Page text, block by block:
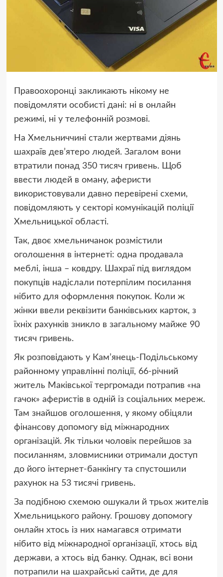
Правоохоронці закликають нікому не
повідомляти особисті дані: ні в онлайн
режимі, ні у телефонній розмові.
На Хмельниччині стали жертвами діянь
шахраїв дев’ятеро людей. Загалом вони
втратили понад 350 тисяч гривень. Щоб
ввести людей в оману, аферисти
використовували давно перевірені схеми,
повідомляють у секторі комунікацій поліції
Хмельницької області.
Так, двоє хмельничанок розмістили
оголошення в інтернеті: одна продавала
меблі, інша – ковдру. Шахраї під виглядом
покупців надіслали потерпілим посилання
нібито для оформлення покупок. Коли ж
жінки ввели реквізити банківських карток, з
їхніх рахунків зникло в загальному майже 90
тисяч гривень.
Як розповідають у Кам’янець-Подільському
районному управлінні поліції, 66-річний
житель Маківської тергромади потрапив «на
гачок» аферистів в одній із соціальних мереж.
Там знайшов оголошення, у якому обіцяли
фінансову допомогу від міжнародних
організацій. Як тільки чоловік перейшов за
посиланням, зловмисники отримали доступ
до його інтернет-банкінгу та спустошили
рахунок на 53 тисячі гривень.
За подібною схемою ошукали й трьох жителів
Хмельницького району. Грошову допомогу
онлайн хтось із них намагався отримати
нібито від міжнародної організації, хтось від
держави, а хтось від банку. Однак, всі вони
потрапили на шахрайські сайти, де для